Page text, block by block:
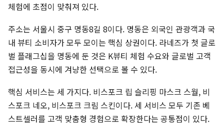
체험에 초점이 맞춰져 있다.
주소는 서울시 중구 명동8길 8이다. 명동은 외국인 관광객과 국
내 뷰티 소비자가 모두 모이는 핵심 상권이다. 라네즈가 첫 글로
벌 플래그십을 명동에 둔 것은 K뷰티 체험 수요와 글로벌 고객
접근성을 동시에 겨냥한 선택으로 볼 수 있다.
핵심 서비스는 세 가지다. 비스포크 립 슬리핑 마스크 스월, 비
스포크 네오, 비스포크 크림 스킨이다. 세 서비스 모두 기존 베
스트셀러를 고객 맞춤형 경험으로 확장한다는 공통점이 있다.